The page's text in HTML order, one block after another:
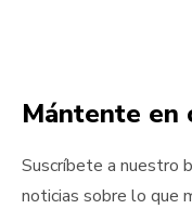
Mántente en
Suscríbete a nuestro
noticias sobre lo que